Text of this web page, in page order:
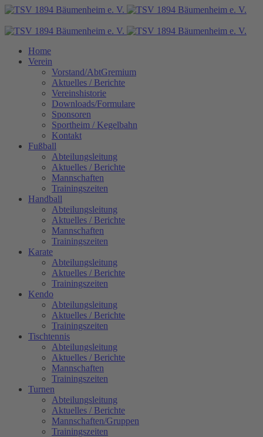
Home
Verein
Vorstand/AbtGremium
Aktuelles / Berichte
Vereinshistorie
Downloads/Formulare
Sponsoren
Sportheim / Kegelbahn
Kontakt
Fußball
Abteilungsleitung
Aktuelles / Berichte
Mannschaften
Trainingszeiten
Handball
Abteilungsleitung
Aktuelles / Berichte
Mannschaften
Trainingszeiten
Karate
Abteilungsleitung
Aktuelles / Berichte
Trainingszeiten
Kendo
Abteilungsleitung
Aktuelles / Berichte
Trainingszeiten
Tischtennis
Abteilungsleitung
Aktuelles / Berichte
Mannschaften
Trainingszeiten
Turnen
Abteilungsleitung
Aktuelles / Berichte
Mannschaften/Gruppen
Trainingszeiten